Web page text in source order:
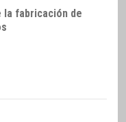
la fabricación de